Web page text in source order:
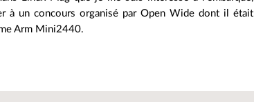
à un concours organisé par Open Wide dont il était
Arm Mini2440.